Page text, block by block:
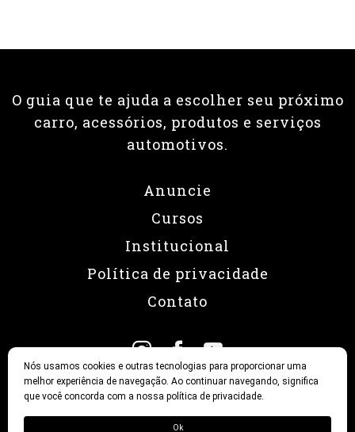
O guia que te ajuda a escolher seu próximo
carro, acessórios, produtos e serviços
automotivos.
Anuncie
Cursos
Institucional
Política de privacidade
Contato
© 2026 Revista Fullpower
Nós usamos cookies e outras tecnologias para proporcionar uma
melhor experiência de navegação. Ao continuar navegando, significa
que você concorda com a nossa política de privacidade.
Ok